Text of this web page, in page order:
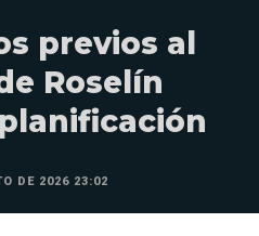
previos al
Roselín
DE 2026 23:02